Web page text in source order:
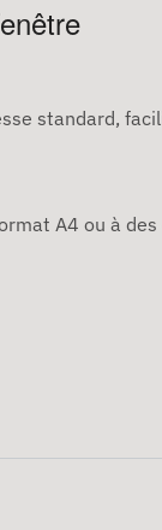
standard,
A4 ou à